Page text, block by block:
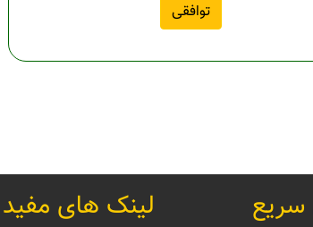
توافقی
سریع لینک های مفید